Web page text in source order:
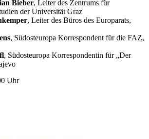
Bieber, Leiter des Zentrums für
der Universität Graz
, Leiter des Büros des Europarats,
, Südosteuropa Korrespondent für die FAZ,
, Südosteuropa Korrespondentin für „Der
Uhr